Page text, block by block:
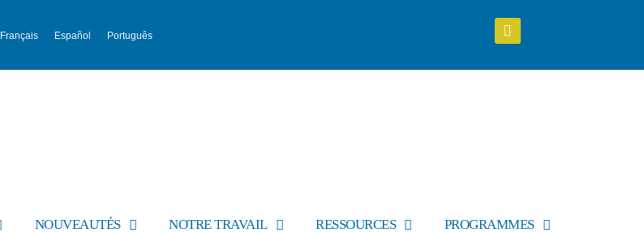
Français Español Português
NOUVEAUTÉS NOTRE TRAVAIL RESSOURCES PROGRAMMES